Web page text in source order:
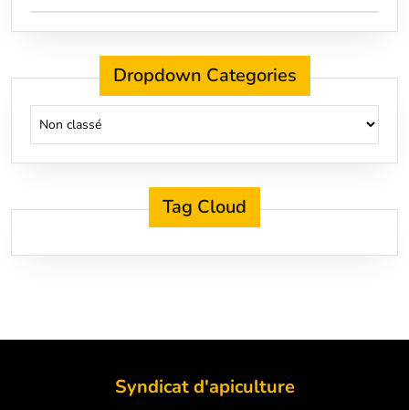
Dropdown Categories
Tag Cloud
Syndicat d'apiculture